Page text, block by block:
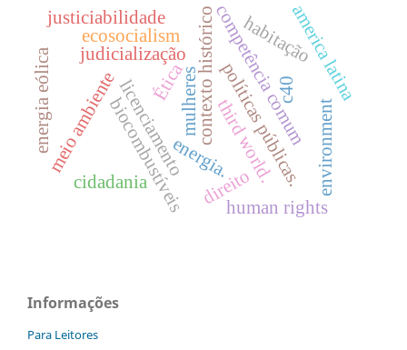
biocombustíveis
contexto histórico
energia.
competência comum
licenciamento
meio ambiente
direito
Ética
cidadania
judicialização habitação
políticas públicas.
human rights
environment
ecosocialism
third world.
c40
justiciabilidade america latina
mulheres
energia eólica
Informações
Para Leitores